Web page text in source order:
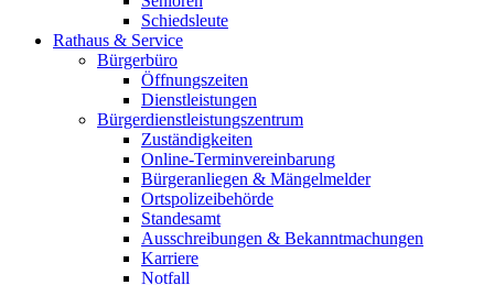
Schiedsleute
Rathaus & Service
Bürgerbüro
Öffnungszeiten
Dienstleistungen
Bürgerdienstleistungszentrum
Zuständigkeiten
Online-Terminvereinbarung
Bürgeranliegen & Mängelmelder
Ortspolizeibehörde
Standesamt
Ausschreibungen & Bekanntmachungen
Karriere
Notfall